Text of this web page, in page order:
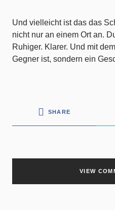
Und vielleicht ist das das
nicht nur an einem Ort an.
Ruhiger. Klarer. Und mit
Gegner ist, sondern ein
SHARE
VIEW